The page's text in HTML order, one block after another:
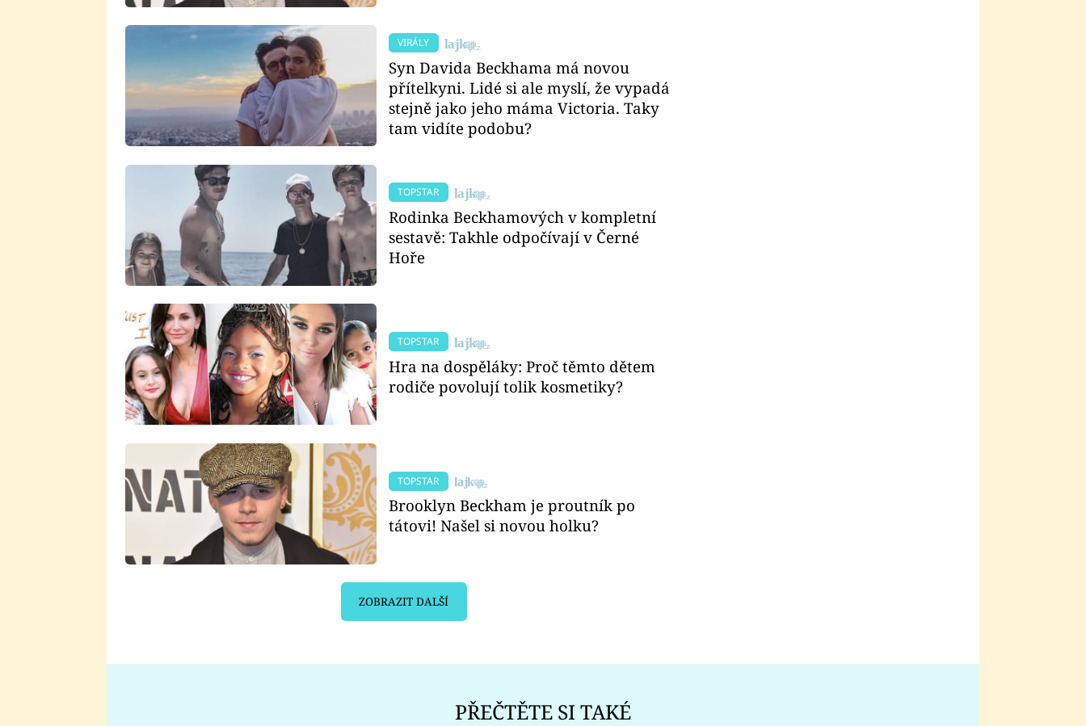
VIRÁLY
Syn Davida Beckhama má novou
přítelkyni. Lidé si ale myslí, že vypadá
stejně jako jeho máma Victoria. Taky
tam vidíte podobu?
TOPSTAR
Rodinka Beckhamových v kompletní
sestavě: Takhle odpočívají v Černé
Hoře
TOPSTAR
Hra na dospěláky: Proč těmto dětem
rodiče povolují tolik kosmetiky?
TOPSTAR
Brooklyn Beckham je proutník po
tátovi! Našel si novou holku?
ZOBRAZIT DALŠÍ
PŘEČTĚTE SI TAKÉ